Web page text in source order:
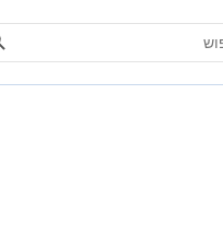
פרשת בחוקותי